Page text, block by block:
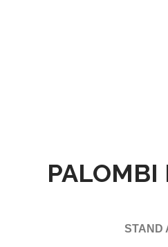
PALOMBI
STAND